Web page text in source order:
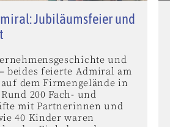
Jubiläumsfeier und
und
beides feierte Admiral am
dem Firmengelände in
200 Fach- und
mit Partnerinnen und
40 Kinder waren